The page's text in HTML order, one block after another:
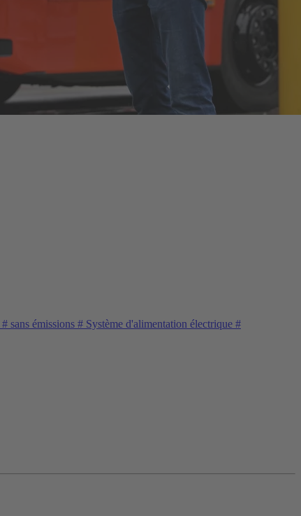
# sans émissions # Système d'alimentation électrique #